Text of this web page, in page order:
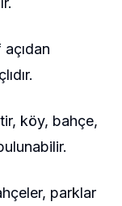
köy, bahçe,
parklar